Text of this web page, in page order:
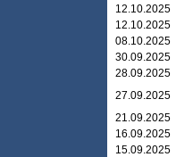
12.10.2025
12.10.2025
08.10.2025
30.09.2025
28.09.2025
27.09.2025
21.09.2025
16.09.2025
15.09.2025